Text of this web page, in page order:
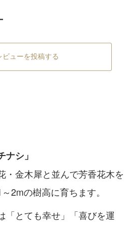
ビューを投稿する
シ」
・金木犀と並んで芳香花木を
2mの樹高に育ちます。
「とても幸せ」「喜びを運